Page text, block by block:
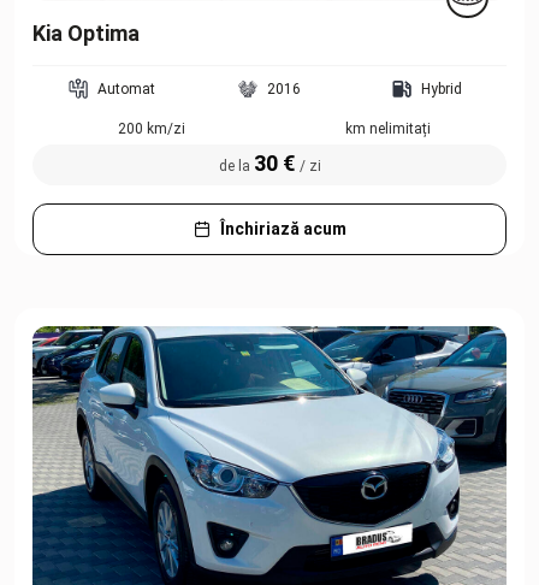
Kia Optima
Automat 2016 Hybrid
200 km/zi km nelimitați
de la 30 € / zi
Închiriază acum